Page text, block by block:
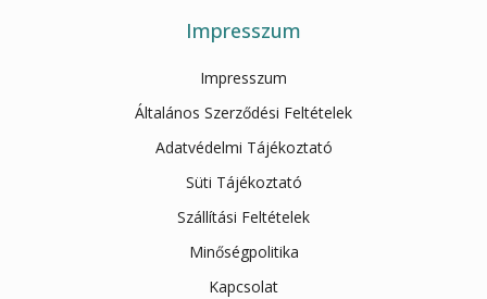
Impresszum
Impresszum
Általános Szerződési Feltételek
Adatvédelmi Tájékoztató
Süti Tájékoztató
Szállítási Feltételek
Minőségpolitika
Kapcsolat